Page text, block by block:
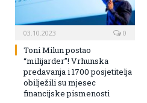
03.10.2023 0
Toni Milun postao
“milijarder”! Vrhunska
predavanja i 1700 posjetitelja
obilježili su mjesec
financijske pismenosti